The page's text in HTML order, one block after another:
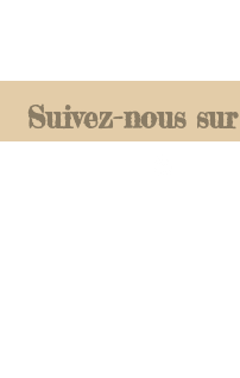
Suivez-nous